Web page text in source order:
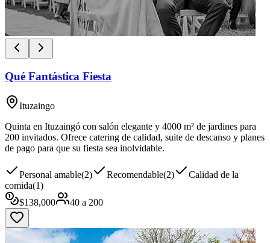
Qué Fantástica Fiesta
Ituzaingo
Quinta en Ituzaingó con salón elegante y 4000 m² de jardines para
200 invitados. Ofrece catering de calidad, suite de descanso y planes
de pago para que su fiesta sea inolvidable.
Personal amable(2) Recomendable(2)
Calidad de la
comida(1)
$138,000 40 a 200